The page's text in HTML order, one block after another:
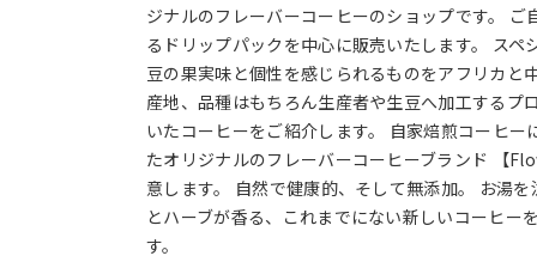
ジナルのフレーバーコーヒーのショップです。 ご
るドリップパックを中心に販売いたします。 スペ
豆の果実味と個性を感じられるものをアフリカと
産地、品種はもちろん生産者や生豆へ加工するプ
いたコーヒーをご紹介します。 自家焙煎コーヒー
たオリジナルのフレーバーコーヒーブランド 【
意します。 自然で健康的、そして無添加。 お湯
とハーブが香る、これまでにない新しいコーヒー
す。